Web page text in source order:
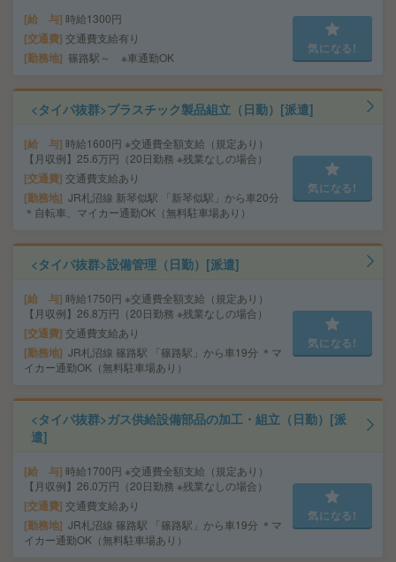
給 与 時給1300円
交通費 交通費支給有り
勤務地 篠路駅～ ※車通勤OK
気になる!
<タイパ抜群>プラスチック製品組立（日勤）[派遣]
給 与 時給1600円 ※交通費全額支給（規定あり）
【月収例】25.6万円（20日勤務 ※残業なしの場合）
交通費 交通費支給あり
勤務地 JR札沼線 新琴似駅 「新琴似駅」から車20分
＊自転車、マイカー通勤OK（無料駐車場あり）
気になる!
<タイパ抜群>設備管理（日勤）[派遣]
給 与 時給1750円 ※交通費全額支給（規定あり）
【月収例】26.8万円（20日勤務 ※残業なしの場合）
交通費 交通費支給あり
勤務地 JR札沼線 篠路駅 「篠路駅」から車19分 ＊マ
イカー通勤OK（無料駐車場あり）
気になる!
<タイパ抜群>ガス供給設備部品の加工・組立（日勤）[派
遣]
給 与 時給1700円 ※交通費全額支給（規定あり）
【月収例】26.0万円（20日勤務 ※残業なしの場合）
交通費 交通費支給あり
勤務地 JR札沼線 篠路駅 「篠路駅」から車19分 ＊マ
イカー通勤OK（無料駐車場あり）
気になる!